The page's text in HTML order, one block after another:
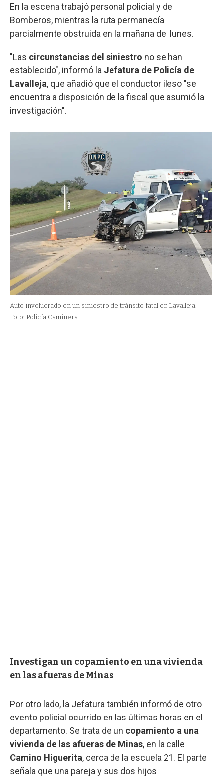
En la escena trabajó personal policial y de
Bomberos, mientras la ruta permanecía
parcialmente obstruida en la mañana del lunes.
"Las circunstancias del siniestro no se han
establecido", informó la Jefatura de Policía de
Lavalleja, que añadió que el conductor ileso "se
encuentra a disposición de la fiscal que asumió la
investigación".
Auto involucrado en un siniestro de tránsito fatal en Lavalleja.
Foto: Policía Caminera
Investigan un copamiento en una vivienda
en las afueras de Minas
Por otro lado, la Jefatura también informó de otro
evento policial ocurrido en las últimas horas en el
departamento. Se trata de un copamiento a una
vivienda de las afueras de Minas, en la calle
Camino Higuerita, cerca de la escuela 21. El parte
señala que una pareja y sus dos hijos